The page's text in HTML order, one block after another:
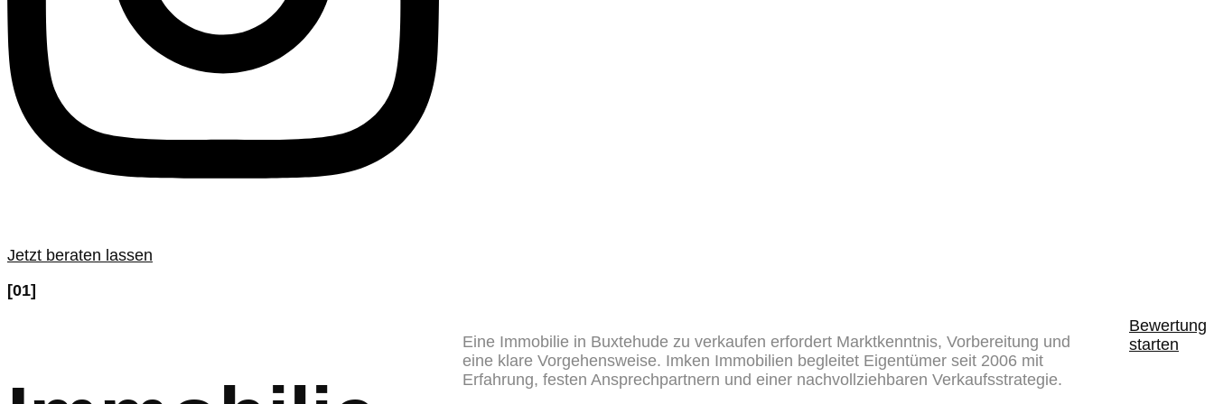
Jetzt beraten lassen
[01]
Eine Immobilie in Buxtehude zu verkaufen erfordert Marktkenntnis, Vorbereitung und
eine klare Vorgehensweise. Imken Immobilien begleitet Eigentümer seit 2006 mit
Erfahrung, festen Ansprechpartnern und einer nachvollziehbaren Verkaufsstrategie.
Bewertung
starten